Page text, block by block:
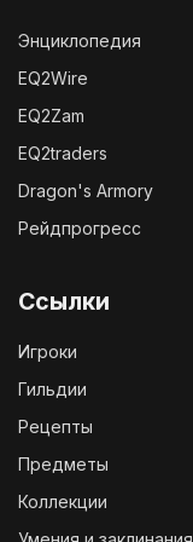
Энциклопедия
EQ2Wire
EQ2Zam
EQ2traders
Dragon's Armory
Рейдпрогресс
Ссылки
Игроки
Гильдии
Рецепты
Предметы
Коллекции